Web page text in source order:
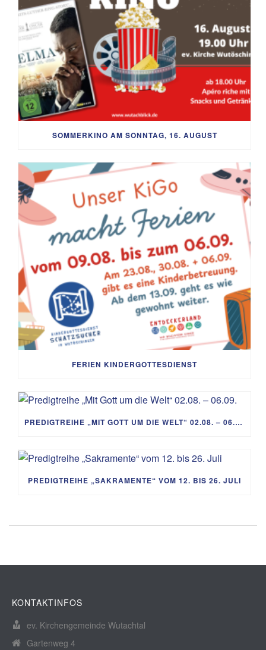
SOMMERKINO AM SONNTAG, 16. AUGUST
FERIEN KINDERGOTTESDIENST
PREDIGTREIHE „MIT GOTT UM DIE WELT“ 02.08. – 06.09.
PREDIGTREIHE „SAKRAMENTE“ VOM 12. BIS 26. JULI
KONTAKTINFOS
ev. Kirchengemeinde Wutachtal
Gartenweg 4